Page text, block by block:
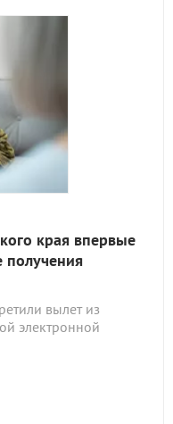
края впервые
вылет из
электронной